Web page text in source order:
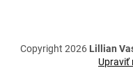
Copyright 2026 Lillian
Upraviť